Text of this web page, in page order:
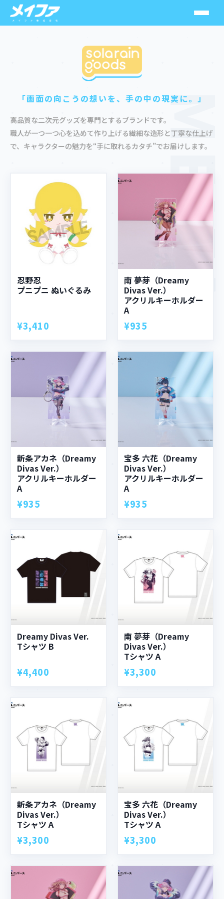
MuseMolds
SolarainGoods
メカニカルパルス
「画面の向こうの想いを、手の中の現実に。」
高品質な二次元グッズを専門とするブランドです。
職人が一つ一つ心を込めて作り上げる繊細な造形と丁寧な仕上げ
で、キャラクターの魅力を“手に取れるカタチ”でお届けします。
忍野忍
プニプニ ぬいぐるみ
¥3,410
南 夢芽（Dreamy
Divas Ver.）
アクリルキーホルダー
A
¥935
新条アカネ（Dreamy
Divas Ver.）
アクリルキーホルダー
A
¥935
宝多 六花（Dreamy
Divas Ver.）
アクリルキーホルダー
A
¥935
Dreamy Divas Ver.
Tシャツ B
¥4,400
南 夢芽（Dreamy
Divas Ver.）
Tシャツ A
¥3,300
新条アカネ（Dreamy
Divas Ver.）
Tシャツ A
¥3,300
宝多 六花（Dreamy
Divas Ver.）
Tシャツ A
¥3,300